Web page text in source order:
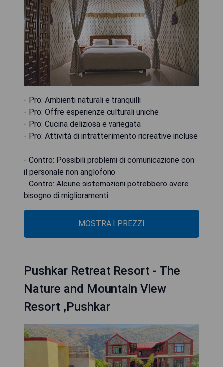
- Pro: Ambienti naturali e tranquilli
- Pro: Offre esperienze culturali uniche
- Pro: Cucina deliziosa e variegata
- Pro: Attività di intrattenimento ricreative incluse
- Contro: Possibili problemi di comunicazione con
il personale non anglofono
- Contro: Alcune sistemazioni potrebbero avere
bisogno di miglioramenti
MOSTRA I PREZZI
Pushkar Retreat Resort - The
Nature and Mountain View
Resort ,Pushkar